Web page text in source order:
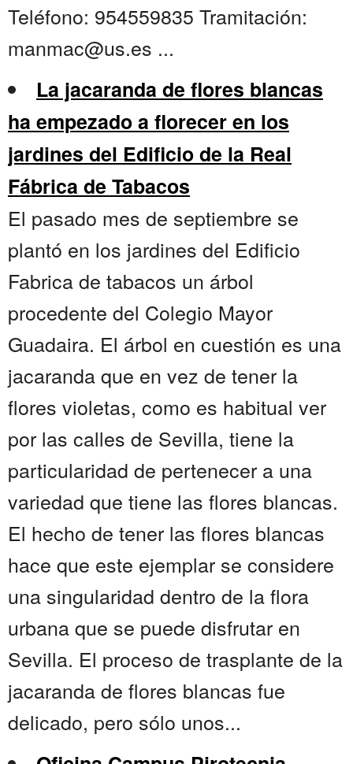
Teléfono: 954559835 Tramitación:
manmac@us.es ...
La jacaranda de flores blancas
ha empezado a florecer en los
jardines del Edificio de la Real
Fábrica de Tabacos
El pasado mes de septiembre se
plantó en los jardines del Edificio
Fabrica de tabacos un árbol
procedente del Colegio Mayor
Guadaira. El árbol en cuestión es una
jacaranda que en vez de tener la
flores violetas, como es habitual ver
por las calles de Sevilla, tiene la
particularidad de pertenecer a una
variedad que tiene las flores blancas.
El hecho de tener las flores blancas
hace que este ejemplar se considere
una singularidad dentro de la flora
urbana que se puede disfrutar en
Sevilla. El proceso de trasplante de la
jacaranda de flores blancas fue
delicado, pero sólo unos...